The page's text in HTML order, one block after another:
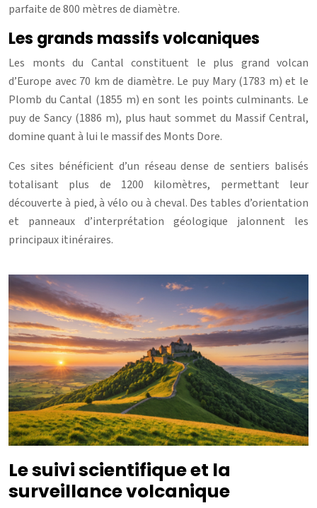
parfaite de 800 mètres de diamètre.
Les grands massifs volcaniques
Les monts du Cantal constituent le plus grand volcan
d’Europe avec 70 km de diamètre. Le puy Mary (1783 m) et le
Plomb du Cantal (1855 m) en sont les points culminants. Le
puy de Sancy (1886 m), plus haut sommet du Massif Central,
domine quant à lui le massif des Monts Dore.
Ces sites bénéficient d’un réseau dense de sentiers balisés
totalisant plus de 1200 kilomètres, permettant leur
découverte à pied, à vélo ou à cheval. Des tables d’orientation
et panneaux d’interprétation géologique jalonnent les
principaux itinéraires.
Le suivi scientifique et la
surveillance volcanique